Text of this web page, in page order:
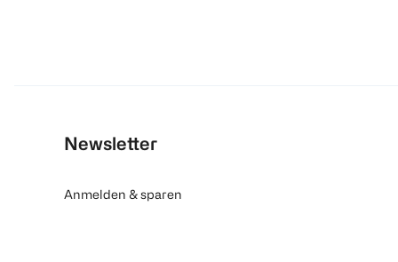
Newsletter
Anmelden & sparen